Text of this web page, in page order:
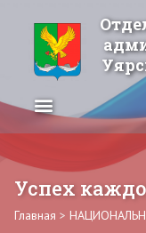
Успех
Главная >